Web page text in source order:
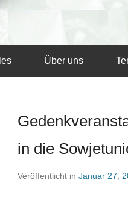
Über uns
in die
Veröffentlicht in Januar 27,